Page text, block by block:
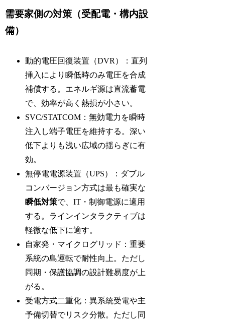
需要家側の対策（受配電・構内設
備）
動的電圧回復装置（DVR）：直列
挿入により瞬低時のみ電圧を合成
補償する。エネルギ源は直流蓄電
で、効率が高く熱損が小さい。
SVC/STATCOM：無効電力を瞬時
注入し端子電圧を維持する。深い
低下よりも浅い広域の揺らぎに有
効。
無停電電源装置（UPS）：ダブル
コンバージョン方式は最も確実な
瞬低対策で、IT・制御電源に適用
する。ラインインタラクティブは
軽微な低下に適す。
自家発・マイクログリッド：重要
系統の島運転で耐性向上。ただし
同期・保護協調の設計難易度が上
がる。
受電方式二重化：異系統受電や主
予備切替でリスク分散。ただし同